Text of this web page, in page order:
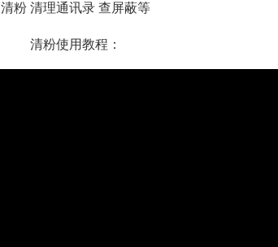
清粉 清理通讯录 查屏蔽等
清粉使用教程：